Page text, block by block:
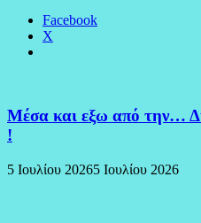
Facebook
X
Μέσα και εξω από
!
5 Ιουλίου 20265 Ιουλίου 2026